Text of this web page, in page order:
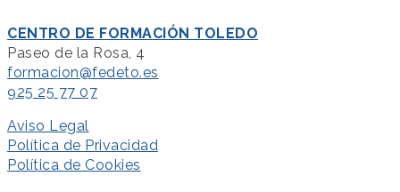
CENTRO DE FORMACIÓN TOLEDO
Paseo de la Rosa, 4
formacion@fedeto.es
925 25 77 07
Aviso Legal
Política de Privacidad
Política de Cookies